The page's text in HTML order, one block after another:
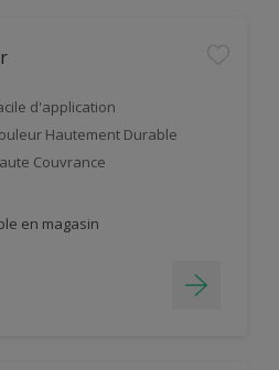
d'application
Hautement Durable
Couvrance
en magasin